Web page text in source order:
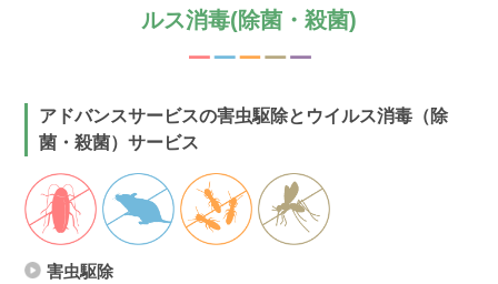
ルス消毒(除菌・殺菌)
アドバンスサービスの害虫駆除とウイルス消毒（除
菌・殺菌）サービス
害虫駆除